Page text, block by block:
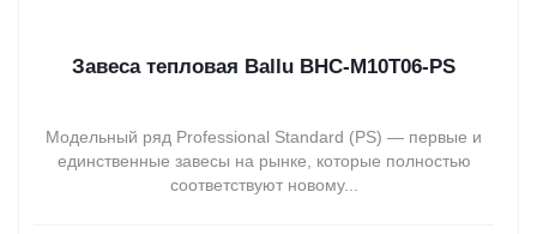
Завеса тепловая Ballu BHC-M10T06-PS
Модельный ряд Professional Standard (PS) — первые и
единственные завесы на рынке, которые полностью
соответствуют новому...